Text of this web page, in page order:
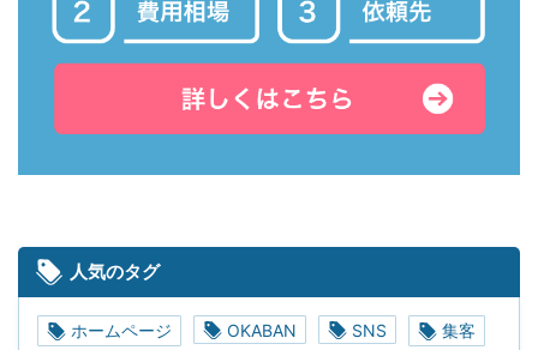
人気のタグ
ホームページ OKABAN SNS 集客